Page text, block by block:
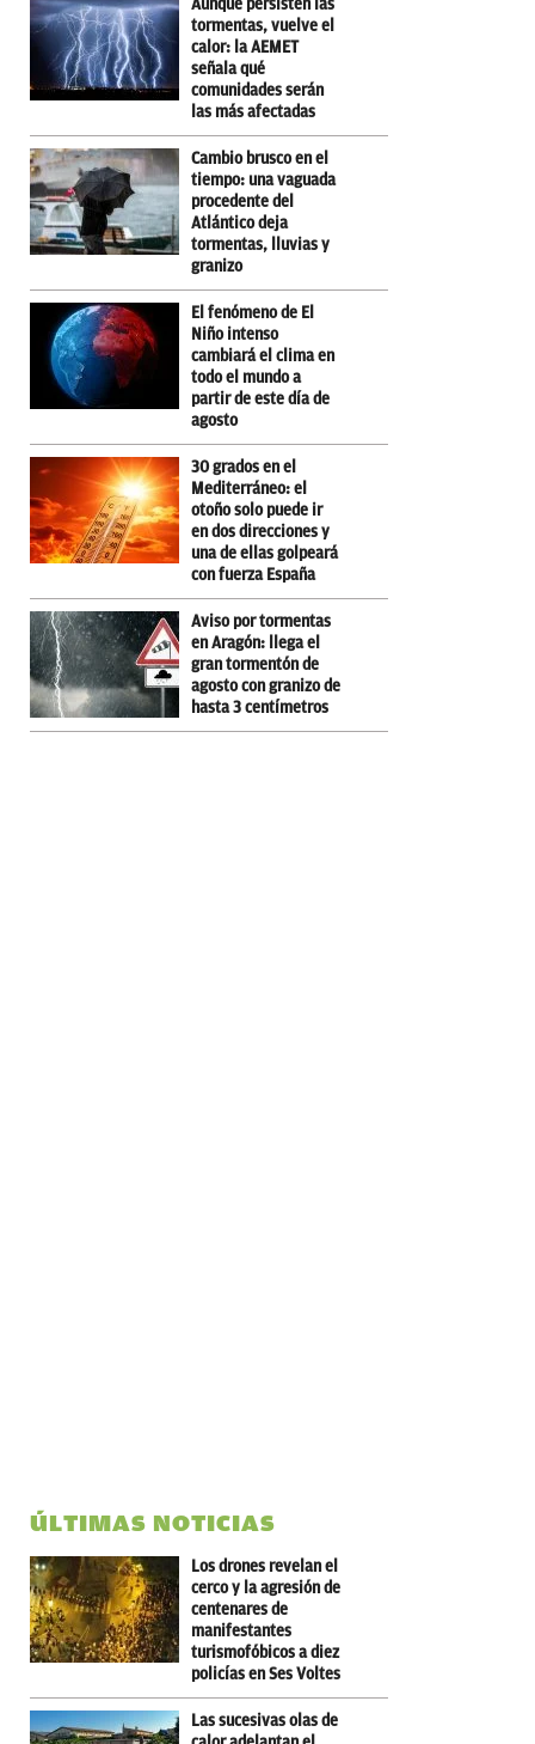
Aunque persisten las
tormentas, vuelve el
calor: la AEMET
señala qué
comunidades serán
las más afectadas
Cambio brusco en el
tiempo: una vaguada
procedente del
Atlántico deja
tormentas, lluvias y
granizo
El fenómeno de El
Niño intenso
cambiará el clima en
todo el mundo a
partir de este día de
agosto
30 grados en el
Mediterráneo: el
otoño solo puede ir
en dos direcciones y
una de ellas golpeará
con fuerza España
Aviso por tormentas
en Aragón: llega el
gran tormentón de
agosto con granizo de
hasta 3 centímetros
ÚLTIMAS NOTICIAS
Los drones revelan el
cerco y la agresión de
centenares de
manifestantes
turismofóbicos a diez
policías en Ses Voltes
Las sucesivas olas de